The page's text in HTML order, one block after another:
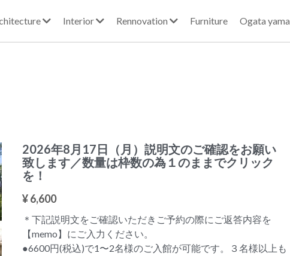
Architecture Interior Rennovation Furniture Ogata yama
2026年8月17日（月）説明文のご確認をお願い
致します／数量は枠数の為１のままでクリック
を！
¥ 6,600
＊下記説明文をご確認いただきご予約の際にご返答内容を
【memo】にご入力ください。
●6600円(税込)で1〜2名様のご入館が可能です。３名様以上も